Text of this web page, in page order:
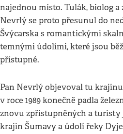
najednou místo. Tulák, biolog a
Nevrlý se proto přesunul do
Švýcarska s romantickými
temnými údolími, které jsou
přístupné.
Pan Nevrlý objevoval tu
v roce 1989 konečně padla
znovu zpřístupněných a turisty
krajin Šumavy a údolí řeky